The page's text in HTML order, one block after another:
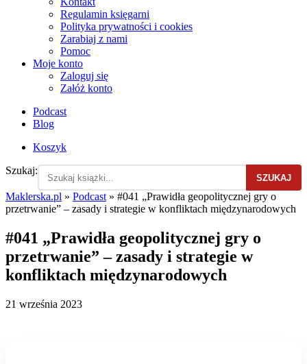
Regulamin księgarni
Polityka prywatności i cookies
Zarabiaj z nami
Pomoc
Moje konto
Zaloguj się
Załóż konto
Podcast
Blog
Koszyk
Szukaj:
SZUKAJ
Maklerska.pl » Podcast » #041 „Prawidła geopolitycznej gry o
przetrwanie” – zasady i strategie w konfliktach międzynarodowych
#041 „Prawidła geopolitycznej gry o
przetrwanie” – zasady i strategie w
konfliktach międzynarodowych
21 września 2023